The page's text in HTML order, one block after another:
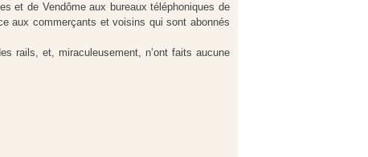
et de Vendôme aux bureaux téléphoniques de
aux commerçants et voisins qui sont abonnés
rails, et, miraculeusement, n’ont faits aucune